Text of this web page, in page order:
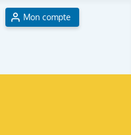
Mon compte